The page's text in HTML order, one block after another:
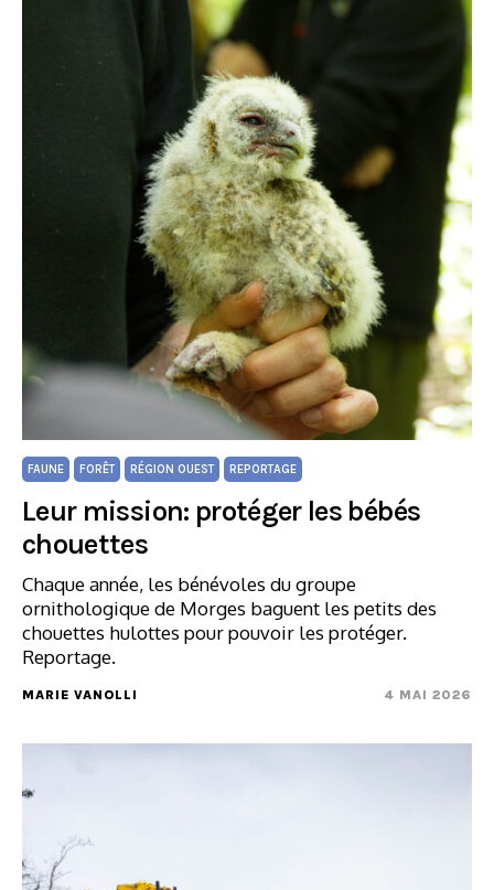
FAUNE FORÊT RÉGION OUEST REPORTAGE
Leur mission: protéger les bébés
chouettes
Chaque année, les bénévoles du groupe
ornithologique de Morges baguent les petits des
chouettes hulottes pour pouvoir les protéger.
Reportage.
MARIE VANOLLI 4 MAI 2026